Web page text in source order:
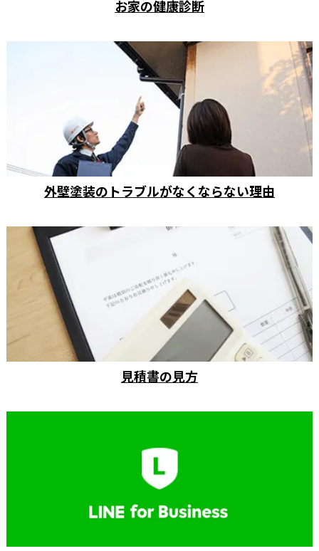
お家の健康診断
外壁塗装のトラブルがなくならない理由
見積書の見方